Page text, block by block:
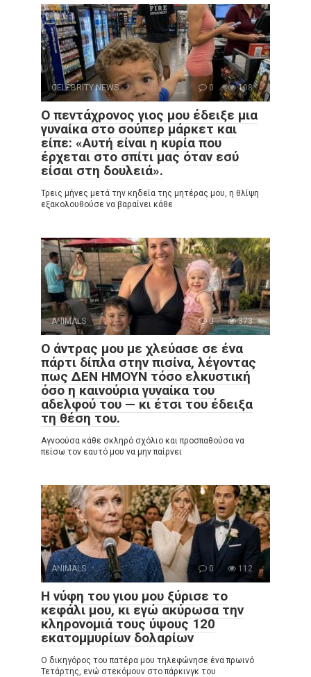
CELEBRITY NEWS 0 108
Ο πεντάχρονος γιος μου έδειξε μια
γυναίκα στο σούπερ μάρκετ και
είπε: «Αυτή είναι η κυρία που
έρχεται στο σπίτι μας όταν εσύ
είσαι στη δουλειά».
Τρεις μήνες μετά την κηδεία της μητέρας μου, η θλίψη
εξακολουθούσε να βαραίνει κάθε
ANIMALS 0 373
Ο άντρας μου με χλεύασε σε ένα
πάρτι δίπλα στην πισίνα, λέγοντας
πως ΔΕΝ ΗΜΟΥΝ τόσο ελκυστική
όσο η καινούρια γυναίκα του
αδελφού του — κι έτσι του έδειξα
τη θέση του.
Αγνοούσα κάθε σκληρό σχόλιο και προσπαθούσα να
πείσω τον εαυτό μου να μην παίρνει
ANIMALS 0 112
Η νύφη του γιου μου ξύρισε το
κεφάλι μου, κι εγώ ακύρωσα την
κληρονομιά τους ύψους 120
εκατομμυρίων δολαρίων
Ο δικηγόρος του πατέρα μου τηλεφώνησε ένα πρωινό
Τετάρτης, ενώ στεκόμουν στο πάρκινγκ του